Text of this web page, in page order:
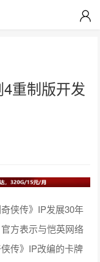
4重制版开发
侠传》IP发展30年
方表示与恺英网络
传》IP改编的卡牌